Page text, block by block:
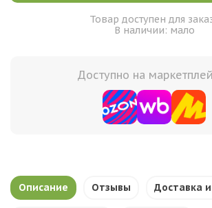
Товар доступен для
В наличии: мало
Доступно на
Описание Отзывы Доставка